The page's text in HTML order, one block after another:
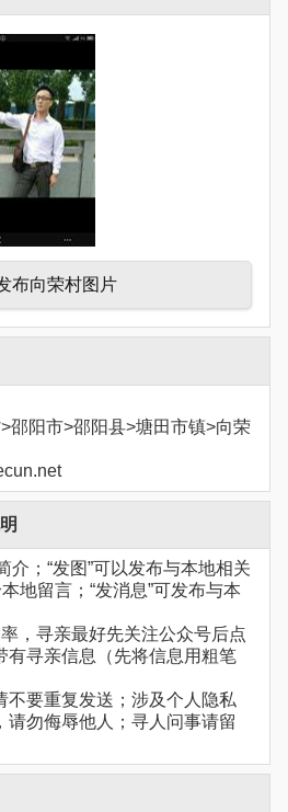
布向荣村图片
邵阳市>邵阳县>塘田市镇>向荣
介；“发图”可以发布与本地相关
地留言；“发消息”可发布与本
，寻亲最好先关注公众号后点
有寻亲信息（先将信息用粗笔
不要重复发送；涉及个人隐私
请勿侮辱他人；寻人问事请留